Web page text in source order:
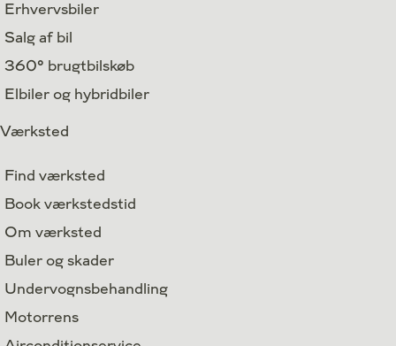
Erhvervsbiler
Salg af bil
360° brugtbilskøb
Elbiler og hybridbiler
Værksted
Find værksted
Book værkstedstid
Om værksted
Buler og skader
Undervognsbehandling
Motorrens